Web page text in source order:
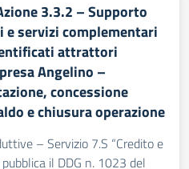
3.3.2 – Supporto
servizi complementari
attrattori
Angelino –
concessione
e chiusura operazione
– Servizio 7.S “Credito e
il DDG n. 1023 del